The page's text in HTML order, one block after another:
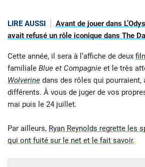
LIRE AUSSI
Avant de jouer dans
avait refusé un rôle iconique dans The
Cette année, il sera à l’affiche de deux
familiale Blue et Compagnie et le très
Wolverine dans des rôles qui pourraient,
différents. À vous de juger de vos
mai puis le 24 juillet.
Par ailleurs, Ryan Reynolds regrette les
qui ont fuité sur le net et le fait savoir.